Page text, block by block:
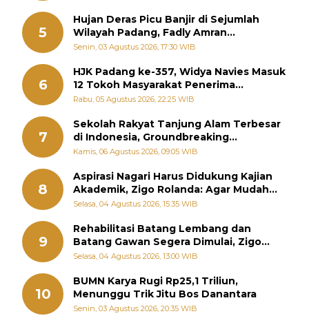
5
Hujan Deras Picu Banjir di Sejumlah
Wilayah Padang, Fadly Amran
Perintahkan OPD Siaga
Senin, 03 Agustus 2026, 17:30 WIB
6
HJK Padang ke-357, Widya Navies Masuk
12 Tokoh Masyarakat Penerima
Penghargaan Pemko Padang
Rabu, 05 Agustus 2026, 22:25 WIB
7
Sekolah Rakyat Tanjung Alam Terbesar
di Indonesia, Groundbreaking
September
Kamis, 06 Agustus 2026, 09:05 WIB
8
Aspirasi Nagari Harus Didukung Kajian
Akademik, Zigo Rolanda: Agar Mudah
Diperjuangkan di Kementerian
Selasa, 04 Agustus 2026, 15:35 WIB
9
Rehabilitasi Batang Lembang dan
Batang Gawan Segera Dimulai, Zigo
Rolanda Pastikan Proyek Berjalan
Selasa, 04 Agustus 2026, 13:00 WIB
10
BUMN Karya Rugi Rp25,1 Triliun,
Menunggu Trik Jitu Bos Danantara
Senin, 03 Agustus 2026, 20:35 WIB